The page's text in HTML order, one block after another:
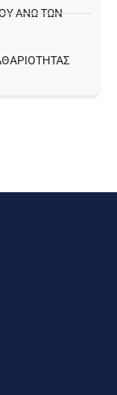
ΑΝΩ ΤΩΝ